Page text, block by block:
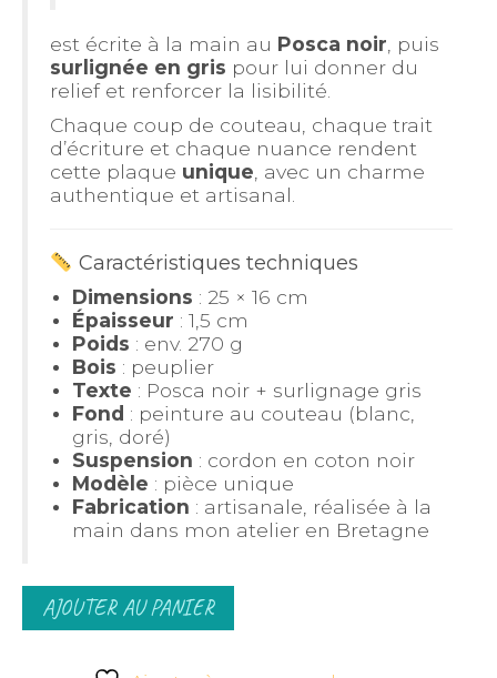
est écrite à la main au Posca noir , puis
surlignée en gris pour lui donner du
relief et renforcer la lisibilité.
Chaque coup de couteau, chaque trait
d’écriture et chaque nuance rendent
cette plaque unique , avec un charme
authentique et artisanal.
Caractéristiques techniques
Dimensions : 25 × 16 cm
Épaisseur : 1,5 cm
Poids : env. 270 g
Bois : peuplier
Texte : Posca noir + surlignage gris
Fond : peinture au couteau (blanc,
gris, doré)
Suspension : cordon en coton noir
Modèle : pièce unique
Fabrication : artisanale, réalisée à la
main dans mon atelier en Bretagne
quantité
de
Plaque
AJOUTER AU PANIER